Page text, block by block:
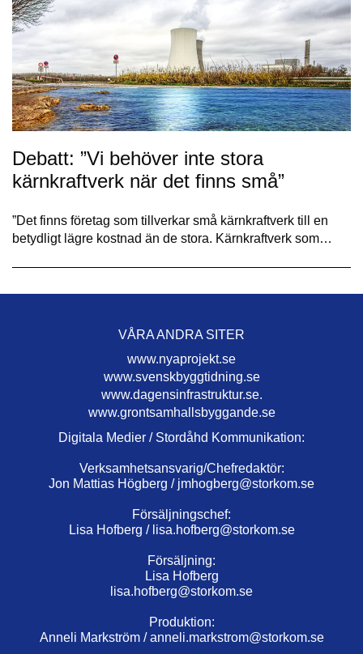
Debatt: ”Vi behöver inte stora
kärnkraftverk när det finns små”
”Det finns företag som tillverkar små kärnkraftverk till en
betydligt lägre kostnad än de stora. Kärnkraftverk som…
VÅRA ANDRA SITER
www.nyaprojekt.se
www.svenskbyggtidning.se
www.dagensinfrastruktur.se.
www.grontsamhallsbyggande.se
Digitala Medier / Stordåhd Kommunikation:
Verksamhetsansvarig/Chefredaktör:
Jon Mattias Högberg / jmhogberg@storkom.se
Försäljningschef:
Lisa Hofberg / lisa.hofberg@storkom.se
Försäljning:
Lisa Hofberg
lisa.hofberg@storkom.se
Produktion:
Anneli Markström /anneli.markstrom@storkom.se